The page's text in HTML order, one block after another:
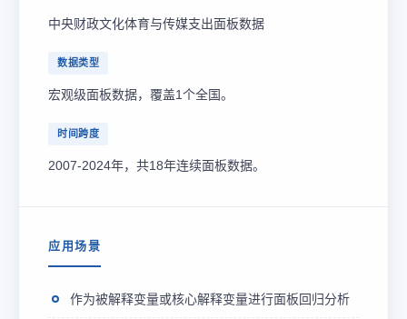
中央财政文化体育与传媒支出面板数据
数据类型
宏观级面板数据，覆盖1个全国。
时间跨度
2007-2024年，共18年连续面板数据。
应用场景
作为被解释变量或核心解释变量进行面板回归分析